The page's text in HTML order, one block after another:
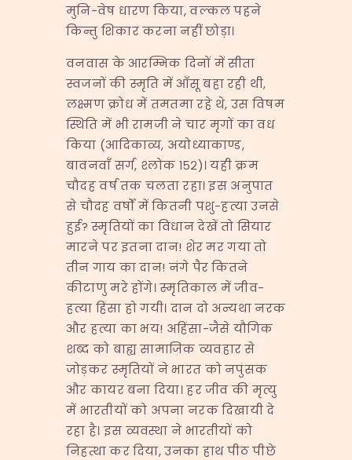
मुनि-वेष धारण किया, वल्कल पहने
किन्तु शिकार करना नहीं छोड़ा।
वनवास के आरम्भिक दिनों में सीता
स्वजनों की स्मृति में आँसू बहा रही थी,
लक्ष्मण क्रोध में तमतमा रहे थे, उस विषम
स्थिति में भी रामजी ने चार मृगों का वध
किया (आदिकाव्य, अयोध्याकाण्ड,
बावनवाँ सर्ग, श्लोक १५२)। यही क्रम
चौदह वर्ष तक चलता रहा। इस अनुपात
से चौदह वर्षों में कितनी पशु-हत्या उनसे
हुई? स्मृतियों का विधान देखें तो सियार
मारने पर इतना दान! शेर मर गया तो
तीन गाय का दान! नंगे पैर कितने
कीटाणु मरे होंगे। स्मृतिकाल में जीव-
हत्या हिंसा हो गयी। दान दो अन्यथा नरक
और हत्या का भय! अहिंसा-जैसे यौगिक
शब्द को बाह्य सामाजिक व्यवहार से
जोड़कर स्मृतियों ने भारत को नपुंसक
और कायर बना दिया। हर जीव की मृत्यु
में भारतीयों को अपना नरक दिखायी दे
रहा है। इस व्यवस्था ने भारतीयों को
निहत्था कर दिया, उनका हाथ पीठ पीछे